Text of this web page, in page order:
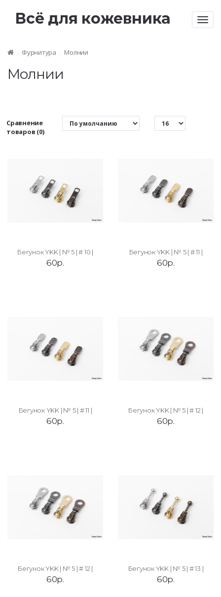
Всё для кожевника
Фурнитура Молнии
Молнии
Сравнение
товаров (0)
Бегунок YKK | № 5 | # 10 |
60р.
Бегунок YKK | № 5 | # 11 |
60р.
Бегунок YKK | № 5 | # 11 |
60р.
Бегунок YKK | № 5 | # 12 |
60р.
Бегунок YKK | № 5 | # 12 |
60р.
Бегунок YKK | № 5 | # 13 |
60р.